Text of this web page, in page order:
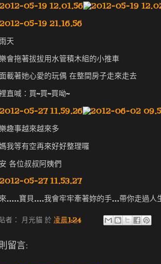
天
會拖著拔拔用水管積木組的小推車
載著她心愛的玩偶 在整間房子走來走去
直喊：買~買~買呦~
趣事越來越來多
我等有空再來好好整理囉
各位叔叔阿姨們
.....寶貝....我會牢牢牽著妳的手...帶你走過人
者： 月光貓 於 凌晨1:24
留言: